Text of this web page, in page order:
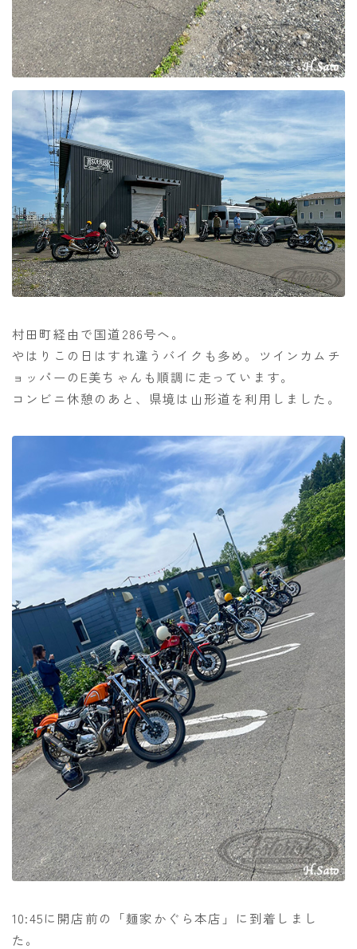
村田町経由で国道286号へ。
やはりこの日はすれ違うバイクも多め。ツインカムチ
ョッパーのE美ちゃんも順調に走っています。
コンビニ休憩のあと、県境は山形道を利用しました。
10:45に開店前の「麺家かぐら本店」に到着しまし
た。